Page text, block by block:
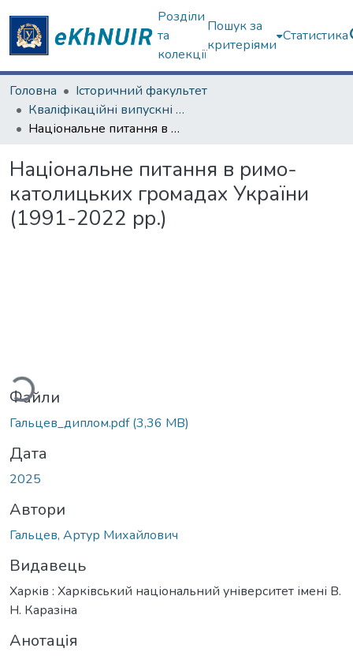
Розділи
та
колекції
Пошук за
критеріями
Статистика
Головна
Історичний факультет
Кваліфікаційні випускні роботи бакалаврів. Історичний факультет
Національне питання в римо-католицьких громадах України (1991-2022 рр.)
Національне питання в римо-
католицьких громадах України
(1991-2022 рр.)
Вантажиться...
Файли
Гальцев_диплом.pdf(3,36 MB)
Дата
2025
Автори
Гальцев, Артур Михайлович
Видавець
Харків : Харківський національний університет імені В.
Н. Каразіна
Анотація